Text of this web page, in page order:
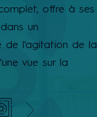
offre à ses
un
de l'agitation de la
vue sur la